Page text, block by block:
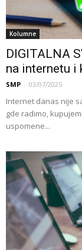
Kolumne
DIGITALNA
na internetu i
SMP - 03/07/2025
Internet danas nije
gde radimo,
uspomene...